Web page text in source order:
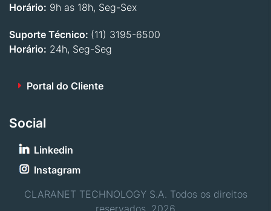
Horário: 9h as 18h, Seg-Sex
Suporte Técnico: (11) 3195-6500
Horário: 24h, Seg-Seg
Portal do Cliente
Social
Linkedin
Instagram
CLARANET TECHNOLOGY S.A. Todos os direitos